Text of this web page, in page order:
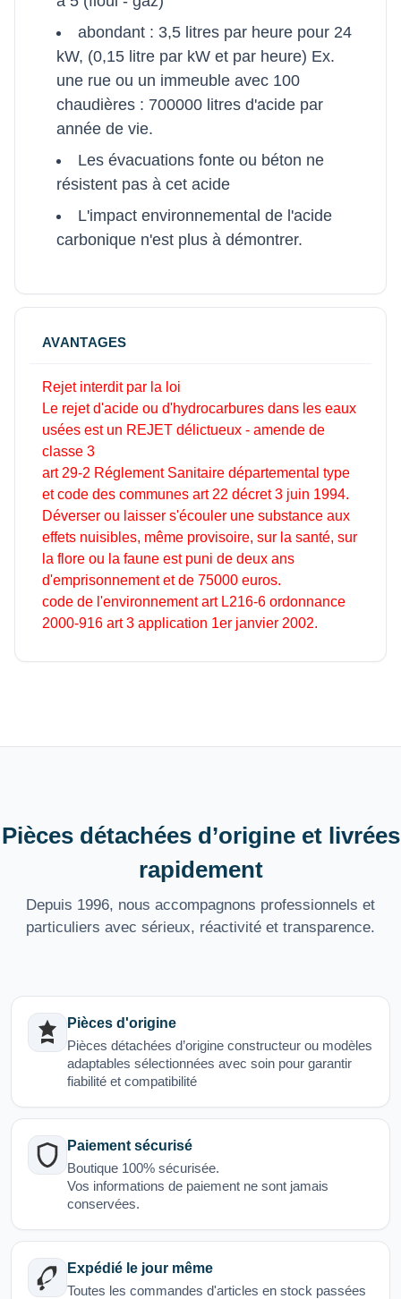
abondant : 3,5 litres par heure pour 24
kW, (0,15 litre par kW et par heure) Ex.
une rue ou un immeuble avec 100
chaudières : 700000 litres d'acide par
année de vie.
Les évacuations fonte ou béton ne
résistent pas à cet acide
L'impact environnemental de l'acide
carbonique n'est plus à démontrer.
AVANTAGES
Rejet interdit par la loi
Le rejet d'acide ou d'hydrocarbures dans les eaux
usées est un REJET délictueux - amende de
classe 3
art 29-2 Réglement Sanitaire départemental type
et code des communes art 22 décret 3 juin 1994.
Déverser ou laisser s'écouler une substance aux
effets nuisibles, même provisoire, sur la santé, sur
la flore ou la faune est puni de deux ans
d'emprisonnement et de 75000 euros.
code de l'environnement art L216-6 ordonnance
2000-916 art 3 application 1er janvier 2002.
Pièces détachées d’origine et livrées
rapidement
Depuis 1996, nous accompagnons professionnels et
particuliers avec sérieux, réactivité et transparence.
Pièces d'origine
Pièces détachées d’origine constructeur ou modèles
adaptables sélectionnées avec soin pour garantir
fiabilité et compatibilité
Paiement sécurisé
Boutique 100% sécurisée.
Vos informations de paiement ne sont jamais
conservées.
Expédié le jour même
Toutes les commandes d'articles en stock passées